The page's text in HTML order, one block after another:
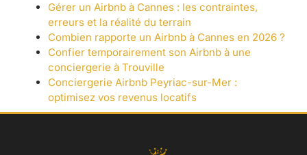
Gérer un Airbnb à Cannes : les contraintes,
erreurs et la réalité du terrain
Combien rapporte un Airbnb à Cannes en 2026 ?
Confier temporairement son Airbnb à une
conciergerie à Trouville
Conciergerie Airbnb Peyriac-sur-Mer :
optimisez vos revenus locatifs